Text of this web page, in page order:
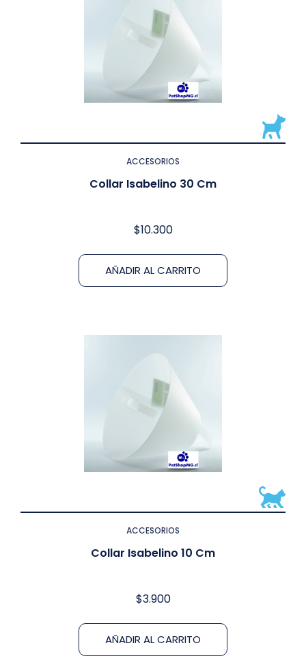
ACCESORIOS
Collar Isabelino 30 Cm
$10.300
AÑADIR AL CARRITO
ACCESORIOS
Collar Isabelino 10 Cm
$3.900
AÑADIR AL CARRITO